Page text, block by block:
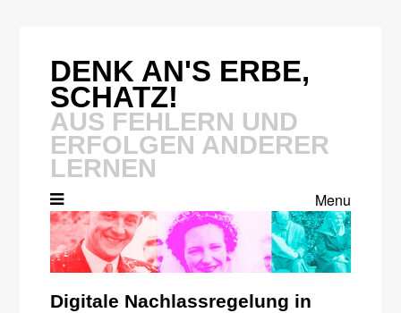
DENK AN'S ERBE,
SCHATZ!
AUS FEHLERN UND
ERFOLGEN ANDERER
LERNEN
Menu
Digitale Nachlassregelung in